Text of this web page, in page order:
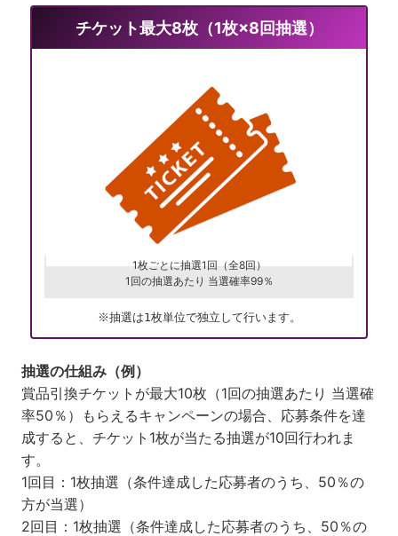
チケット最大8枚（1枚×8回抽選）
1枚ごとに抽選1回（全8回）
1回の抽選あたり 当選確率99％​
※抽選は1枚単位で独立して行います。
抽選の仕組み​（例）
賞品引換チケットが最大10枚（1回の抽選あたり 当選確
率50％）もらえるキャンペーンの場合、応募条件を達
成すると、チケット1枚が当たる抽選が10回行われま
す。
1回目：1枚抽選（条件達成した応募者のうち、50％の
方が当選）
2回目：1枚抽選（条件達成した応募者のうち、50％の